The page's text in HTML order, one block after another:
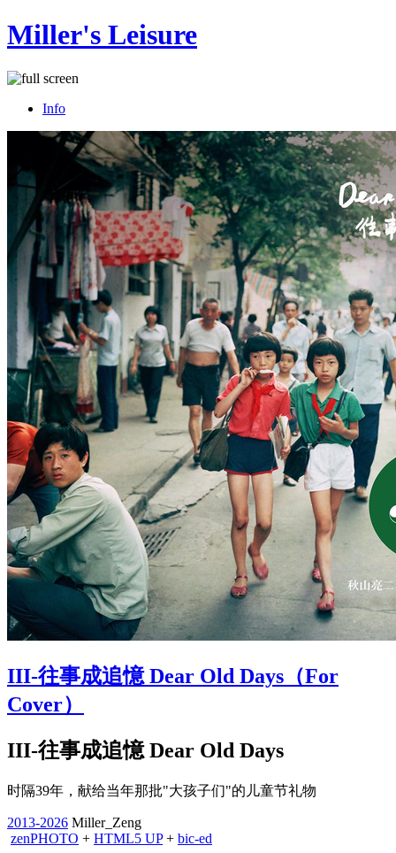
Miller's Leisure
Info
III-往事成追憶 Dear Old Days（For
Cover）
III-往事成追憶 Dear Old Days
时隔39年，献给当年那批"大孩子们"的儿童节礼物
2013-2026 Miller_Zeng
zenPHOTO + HTML5 UP+ bic-ed